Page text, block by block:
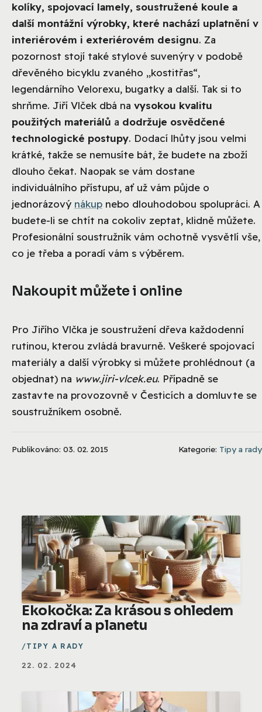
kolíky, spojovací lamely, soustružené koule a
další montážní výrobky, které nachází uplatnění v
interiérovém i exteriérovém designu. Za
pozornost stojí také stylové suvenýry v podobě
dřevěného bicyklu zvaného „kostitřas“,
legendárního Velorexu, bugatky a další. Tak si to
shrňme. Jiří Vlček dbá na vysokou kvalitu
použitých materiálů a dodržuje osvědčené
technologické postupy. Dodací lhůty jsou velmi
krátké, takže se nemusíte bát, že budete na zboží
dlouho čekat. Naopak se vám dostane
individuálního přístupu, ať už vám půjde o
jednorázový nákup nebo dlouhodobou spolupráci. A
budete-li se chtít na cokoliv zeptat, klidně můžete.
Profesionální soustružník vám ochotně vysvětlí vše,
co je třeba a poradí vám s výběrem.
Nakoupit můžete i online
Pro Jiřího Vlčka je soustružení dřeva každodenní
rutinou, kterou zvládá bravurně. Veškeré spojovací
materiály a další výrobky si můžete prohlédnout (a
objednat) na www.jiri-vlcek.eu. Případně se
zastavte na provozovně v Česticích a domluvte se
soustružníkem osobně.
Publikováno: 03. 02. 2015 Kategorie: Tipy a rady
Ekokočka: Za krásou s ohledem
na zdraví a planetu
TIPY A RADY
22. 02. 2024